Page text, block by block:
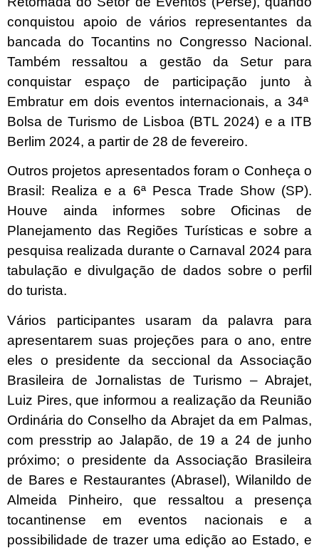
conquistou apoio de vários representantes da
bancada do Tocantins no Congresso Nacional.
Também ressaltou a gestão da Setur para
conquistar espaço de participação junto à
Embratur em dois eventos internacionais, a 34ª
Bolsa de Turismo de Lisboa (BTL 2024) e a ITB
Berlim 2024, a partir de 28 de fevereiro.
Outros projetos apresentados foram o Conheça o
Brasil: Realiza e a 6ª Pesca Trade Show (SP).
Houve ainda informes sobre Oficinas de
Planejamento das Regiões Turísticas e sobre a
pesquisa realizada durante o Carnaval 2024 para
tabulação e divulgação de dados sobre o perfil
do turista.
Vários participantes usaram da palavra para
apresentarem suas projeções para o ano, entre
eles o presidente da seccional da Associação
Brasileira de Jornalistas de Turismo – Abrajet,
Luiz Pires, que informou a realização da Reunião
Ordinária do Conselho da Abrajet da em Palmas,
com presstrip ao Jalapão, de 19 a 24 de junho
próximo; o presidente da Associação Brasileira
de Bares e Restaurantes (Abrasel), Wilanildo de
Almeida Pinheiro, que ressaltou a presença
tocantinense em eventos nacionais e a
possibilidade de trazer uma edição ao Estado, e